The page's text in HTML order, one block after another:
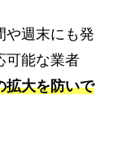
や週末にも発
可能な業者
拡大を防いで